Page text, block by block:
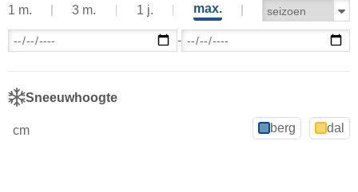
1 m. 3 m. 1 j. max.
-
Sneeuwhoogte
cm berg dal